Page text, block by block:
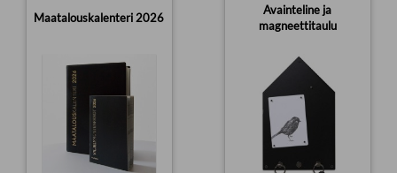
Maatalouskalenteri 2026
Avainteline ja
magneettitaulu